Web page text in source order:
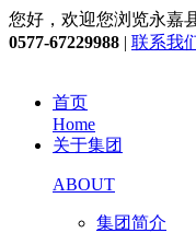
您好，欢迎您浏览永嘉
0577-67229988 | 联系我
首页
Home
关于集团
ABOUT
集团简介